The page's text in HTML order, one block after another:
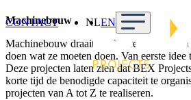
CONTACT NLEN
Machinebouw
Machinebouw draait om het realiseren
doen wat ze moeten doen. Van eerste
Deze projecten laten zien dat BEX
korte tijd de benodigde capaciteit te
projecten van A tot Z te realiseren.